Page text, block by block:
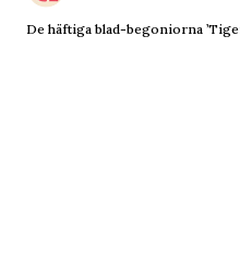
De häftiga blad-begoniorna